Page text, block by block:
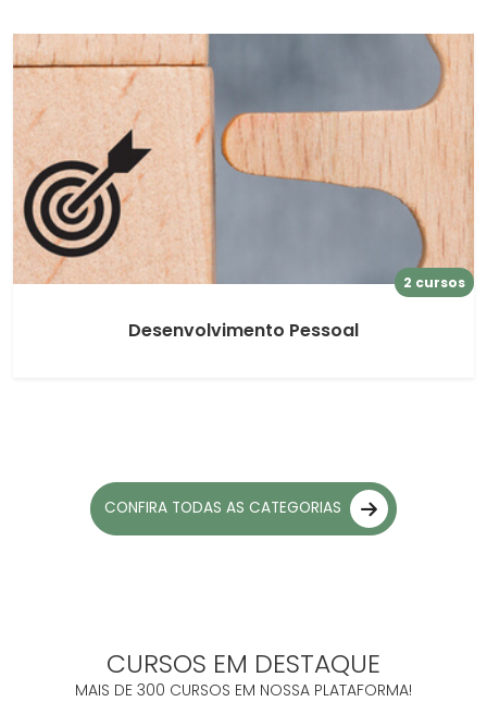
2 cursos
Desenvolvimento Pessoal
CONFIRA TODAS AS CATEGORIAS
CURSOS EM DESTAQUE
MAIS DE 300 CURSOS EM NOSSA PLATAFORMA!